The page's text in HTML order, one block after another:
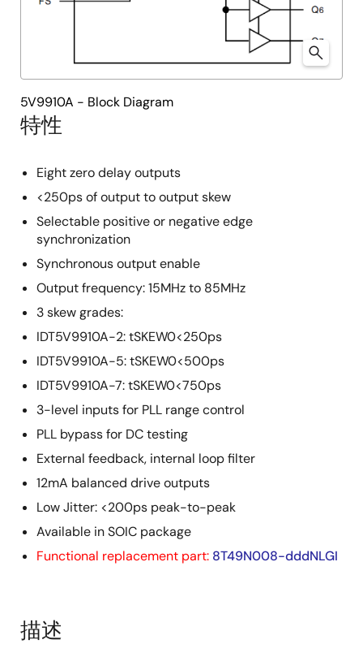
特性
Eight zero delay outputs
<250ps of output to output skew
Selectable positive or negative edge
synchronization
Synchronous output enable
Output frequency: 15MHz to 85MHz
3 skew grades:
IDT5V9910A-2: tSKEW0<250ps
IDT5V9910A-5: tSKEW0<500ps
IDT5V9910A-7: tSKEW0<750ps
3-level inputs for PLL range control
PLL bypass for DC testing
External feedback, internal loop filter
12mA balanced drive outputs
Low Jitter: <200ps peak-to-peak
Available in SOIC package
Functional replacement part: 8T49N008-dddNLGI
5V9910A - Block Diagram
描述